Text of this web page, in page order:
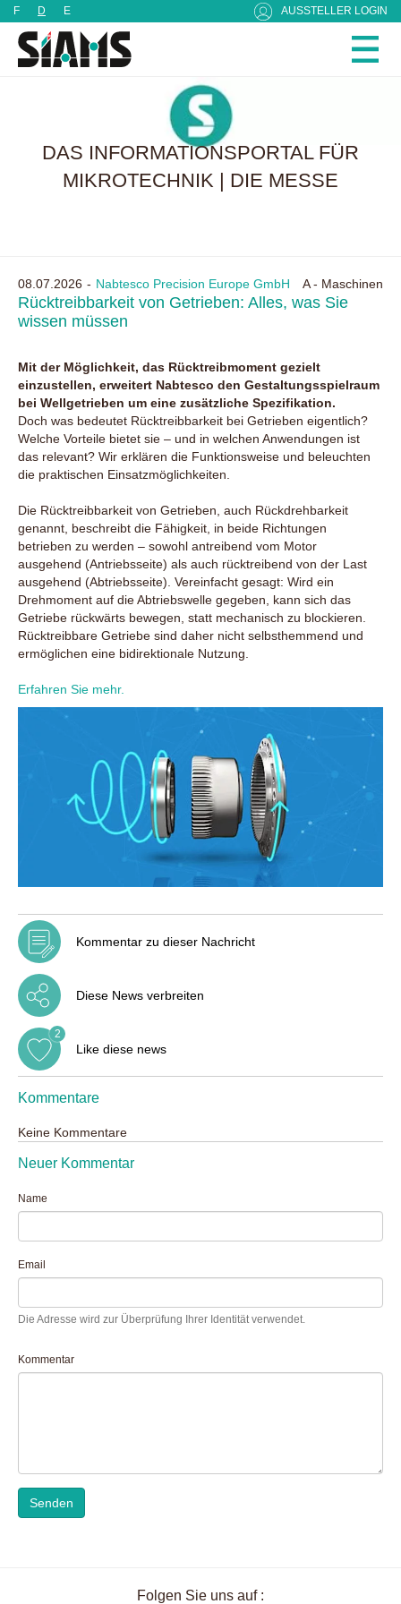
F D E AUSSTELLER LOGIN
DAS INFORMATIONSPORTAL FÜR
MIKROTECHNIK | DIE MESSE
08.07.2026 Nabtesco Precision Europe GmbH A - Maschinen
Rücktreibbarkeit von Getrieben: Alles, was Sie
wissen müssen
Mit der Möglichkeit, das Rücktreibmoment gezielt
einzustellen, erweitert Nabtesco den Gestaltungsspielraum
bei Wellgetrieben um eine zusätzliche Spezifikation.
Doch was bedeutet Rücktreibbarkeit bei Getrieben eigentlich?
Welche Vorteile bietet sie – und in welchen Anwendungen ist
das relevant? Wir erklären die Funktionsweise und beleuchten
die praktischen Einsatzmöglichkeiten.
Die Rücktreibbarkeit von Getrieben, auch Rückdrehbarkeit
genannt, beschreibt die Fähigkeit, in beide Richtungen
betrieben zu werden – sowohl antreibend vom Motor
ausgehend (Antriebsseite) als auch rücktreibend von der Last
ausgehend (Abtriebsseite). Vereinfacht gesagt: Wird ein
Drehmoment auf die Abtriebswelle gegeben, kann sich das
Getriebe rückwärts bewegen, statt mechanisch zu blockieren.
Rücktreibbare Getriebe sind daher nicht selbsthemmend und
ermöglichen eine bidirektionale Nutzung.
Erfahren Sie mehr.
Kommentar zu dieser Nachricht
Diese News verbreiten
Like diese news
2
Kommentare
Keine Kommentare
Neuer Kommentar
Name
Email
Die Adresse wird zur Überprüfung Ihrer Identität verwendet.
Kommentar
Senden
Folgen Sie uns auf :
Cookie-Einstellungen